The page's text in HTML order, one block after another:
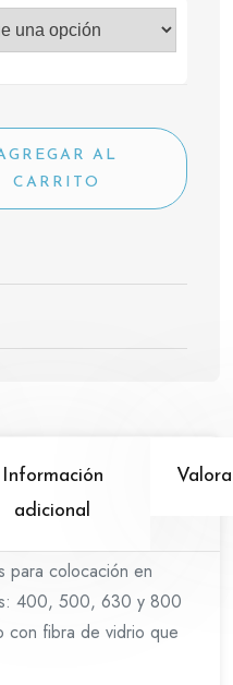
AL
CARRITO
Información
adicional
para colocación en
400, 500, 630 y 800
con fibra de vidrio que